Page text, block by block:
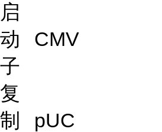
启
动
子
CMV
复
制
pUC